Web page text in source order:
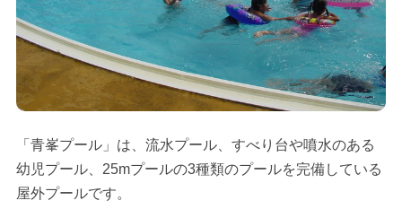
「青峯プール」は、流水プール、すべり台や噴水のある
幼児プール、25mプールの3種類のプールを完備している
屋外プールです。